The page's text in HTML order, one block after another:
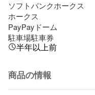
ソフトバンクホークス
ホークス
PayPayドーム
駐車場駐車券
半年以上前
商品の情報